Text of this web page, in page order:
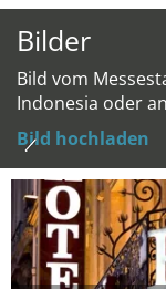
Bilder
Bild vom
Indonesia oder
Bild hochladen